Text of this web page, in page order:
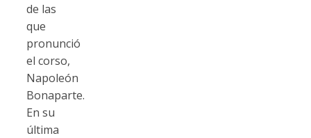
de las
que
pronunció
el corso,
Napoleón
Bonaparte.
En su
última